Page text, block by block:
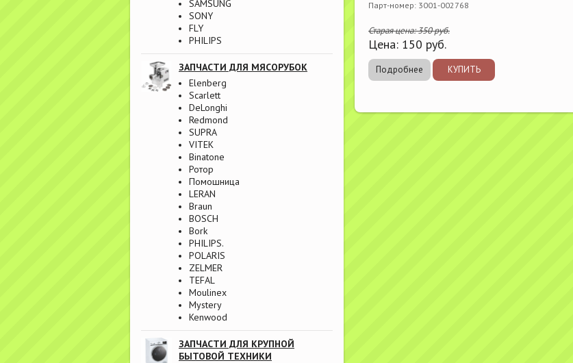
SAMSUNG
SONY
FLY
PHILIPS
ЗАПЧАСТИ ДЛЯ МЯСОРУБОК
Elenberg
Scarlett
DeLonghi
Redmond
SUPRA
VITEK
Binatone
Ротор
Помошница
LERAN
Braun
BOSCH
Bork
PHILIPS.
POLARIS
ZELMER
TEFAL
Moulinex
Mystery
Kenwood
ЗАПЧАСТИ ДЛЯ КРУПНОЙ
БЫТОВОЙ ТЕХНИКИ
Парт-номер: 3001-002768
Старая цена:350руб.
Цена: 150 руб.
Подробнее КУПИТЬ